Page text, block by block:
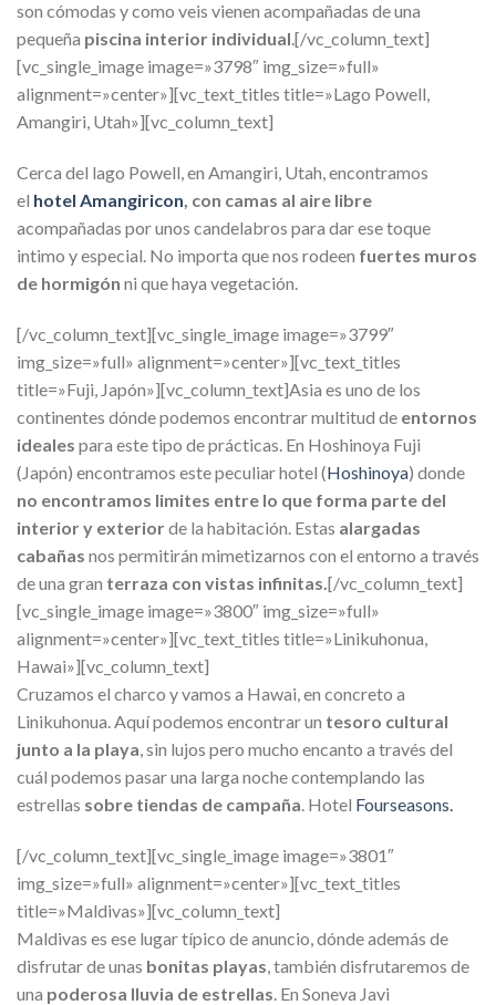
son cómodas y como veis vienen acompañadas de una
pequeña piscina interior individual.[/vc_column_text]
[vc_single_image image=»3798″ img_size=»full»
alignment=»center»][vc_text_titles title=»Lago Powell,
Amangiri, Utah»][vc_column_text]
Cerca del lago Powell, en Amangiri, Utah, encontramos
el hotel Amangiricon, con camas al aire libre
acompañadas por unos candelabros para dar ese toque
intimo y especial. No importa que nos rodeen fuertes muros
de hormigón ni que haya vegetación.
[/vc_column_text][vc_single_image image=»3799″
img_size=»full» alignment=»center»][vc_text_titles
title=»Fuji, Japón»][vc_column_text]Asia es uno de los
continentes dónde podemos encontrar multitud de entornos
ideales para este tipo de prácticas. En Hoshinoya Fuji
(Japón) encontramos este peculiar hotel (Hoshinoya) donde
no encontramos limites entre lo que forma parte del
interior y exteriorde la habitación. Estas alargadas
cabañas nos permitirán mimetizarnos con el entorno a través
de una gran terraza con vistas infinitas.[/vc_column_text]
[vc_single_image image=»3800″ img_size=»full»
alignment=»center»][vc_text_titles title=»Linikuhonua,
Hawai»][vc_column_text]
Cruzamos el charco y vamos a Hawai, en concreto a
Linikuhonua. Aquí podemos encontrar un tesoro cultural
junto a la playa, sin lujos pero mucho encanto a través del
cuál podemos pasar una larga noche contemplando las
estrellas sobre tiendas de campaña. Hotel Fourseasons.
[/vc_column_text][vc_single_image image=»3801″
img_size=»full» alignment=»center»][vc_text_titles
title=»Maldivas»][vc_column_text]
Maldivas es ese lugar típico de anuncio, dónde además de
disfrutar de unas bonitas playas , también disfrutaremos de
una poderosa lluvia de estrellas . En Soneva Javi